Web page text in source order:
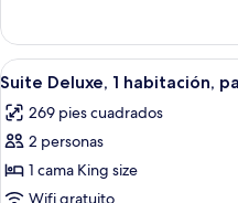
size,
para
no
fumadores
1
cama
King
para
no
Abrir
todas
las
fotos
de
Suite
7
Suite Deluxe, 1 habitación,
269 pies cuadrados
2 personas
1 cama King size
Wifi gratuito